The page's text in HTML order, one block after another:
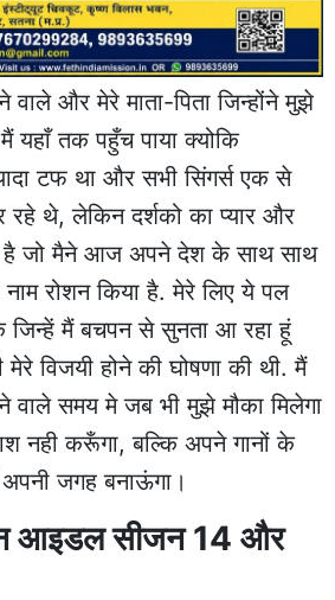
और मेरे माता-पिता जिन्होंने मुझे
यहाँ तक पहुँच पाया क्योकि
टफ था और सभी सिंगर्स एक से
रहे थे, लेकिन दर्शको का प्यार और
जो मैने आज अपने देश के साथ साथ
रोशन किया है. मेरे लिए ये पल
जिन्हें मैं बचपन से सुनता आ रहा हूं
मेरे विजयी होने की घोषणा की थी. मैं
वाले समय मे जब भी मुझे मौका मिलेगा
नही करूँगा, बल्कि अपने गानों के
जगह बनाऊंगा।
आइडल सीजन 14 और